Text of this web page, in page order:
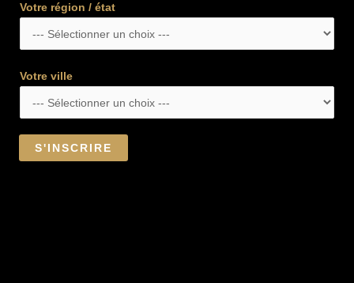
Votre région / état
Votre ville
S'INSCRIRE